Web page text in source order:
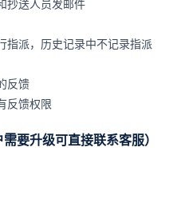
抄送人员发邮件
指派，历史记录中不记录指派
反馈
反馈权限
要升级可直接联系客服）